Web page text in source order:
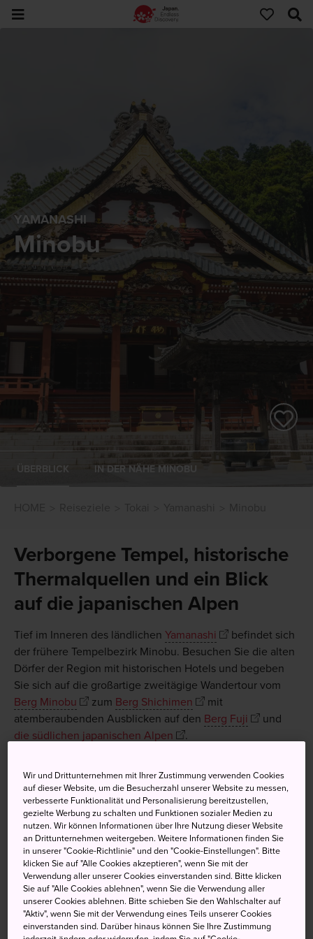
YAMANASHI
Minobu
ÜBERBLICK IN DER NÄHE MINOBU
Verborgene Tempel, historische
Thermalquellen und ein Blick
auf die japanischen Alpen
Tief im Inneren des ländlichen Yamanashi
befindet sich
der frühere Tempelbezirk Minobu. Besuchen Sie die alten
Dörfer der Region mit historischen Hotels und begeben
Sie sich auf die großartige zweitägige Wandertour vom
Berg Minobu
zum Berg Shichimen
mit
atemberaubenden Ausblicken auf den Berg Fuji
und
die südlichen japanischen Alpen
.
Nicht verpassen
Der verborgene ehemalige Tempelbezirk
Minobu
Das Dorf Akasawa, ebenso wunderschön wie
auch entlegen
Nishiyama Onsen Keiunkan – das bereits seit
mehr als 1300 Jahren Gäste verwöhnt
Wir und Drittunternehmen mit Ihrer Zustimmung verwenden Cookies
auf dieser Website, um die Besucherzahl unserer Website zu messen,
verbesserte Funktionalität und Personalisierung bereitzustellen,
gezielte Werbung zu schalten und Funktionen sozialer Medien zu
nutzen. Wir können Informationen über Ihre Nutzung dieser Website
an Drittunternehmen weitergeben. Weitere Informationen finden Sie
in unserer "Cookie-Richtlinie" und den "Cookie-Einstellungen". Bitte
klicken Sie auf "Alle Cookies akzeptieren", wenn Sie mit der
Verwendung aller unserer Cookies einverstanden sind. Bitte klicken
Sie auf "Alle Cookies ablehnen", wenn Sie die Verwendung aller
unserer Cookies ablehnen. Bitte schieben Sie den Wahlschalter auf
"Aktiv", wenn Sie mit der Verwendung eines Teils unserer Cookies
einverstanden sind. Darüber hinaus können Sie Ihre Zustimmung